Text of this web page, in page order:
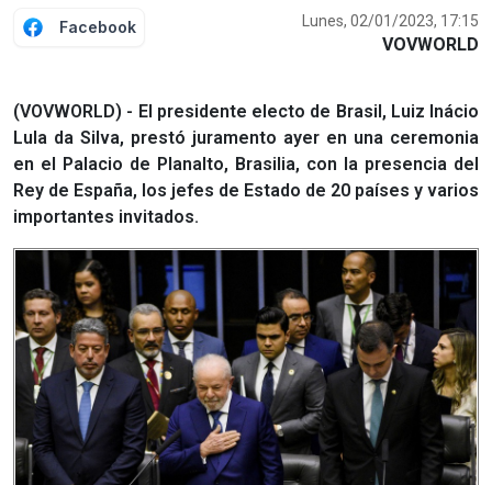
Facebook Lunes, 02/01/2023, 17:15
VOVWORLD
(VOVWORLD) - El presidente electo de Brasil, Luiz Inácio
Lula da Silva, prestó juramento ayer en una ceremonia
en el Palacio de Planalto, Brasilia, con la presencia del
Rey de España, los jefes de Estado de 20 países y varios
importantes invitados.